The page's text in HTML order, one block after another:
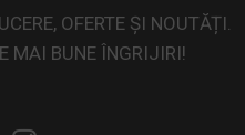
OFERTE ȘI NOUTĂȚI.
MAI BUNE ÎNGRIJIRI!